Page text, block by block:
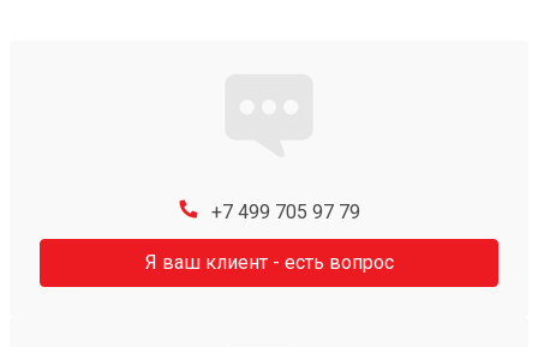
+7 499 705 97 79
Я ваш клиент - есть вопрос